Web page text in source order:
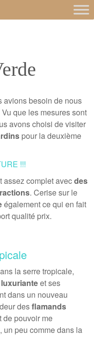
avions besoin de nous
que les mesures sont
avons choisi de visiter
pour la deuxième
!!!
assez complet avecdes
. Cerise sur le
également ce qui en fait
qualité prix.
la serre tropicale,
et ses
dans un nouveau
desflamands
de pouvoir me
un peu comme dans la